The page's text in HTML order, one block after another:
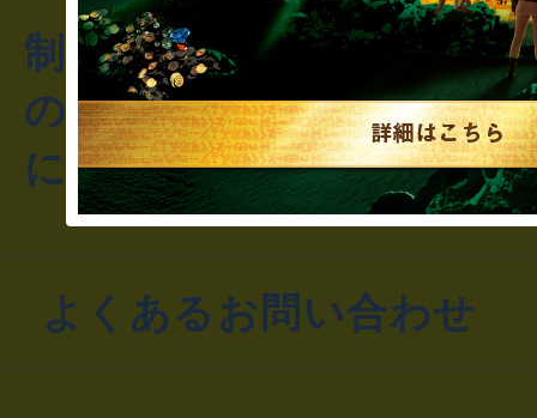
制作のご相談・コラボレ
のお客様からのご質問や
にお問い合わせください
よくあるお問い合わせ